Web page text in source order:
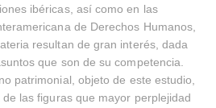
ibéricas, así como en las
de Derechos Humanos,
resultan de gran interés, dada
que son de su competencia.
patrimonial, objeto de este estudio,
las figuras que mayor perplejidad